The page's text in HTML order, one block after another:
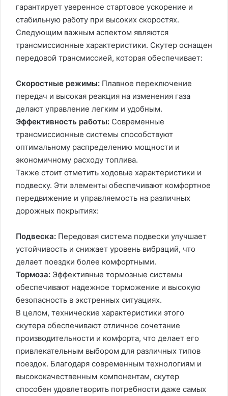
гарантирует уверенное стартовое ускорение и
стабильную работу при высоких скоростях.
Следующим важным аспектом являются
трансмиссионные характеристики. Скутер оснащен
передовой трансмиссией, которая обеспечивает:
Скоростные режимы: Плавное переключение
передач и высокая реакция на изменения газа
делают управление легким и удобным.
Эффективность работы: Современные
трансмиссионные системы способствуют
оптимальному распределению мощности и
экономичному расходу топлива.
Также стоит отметить ходовые характеристики и
подвеску. Эти элементы обеспечивают комфортное
передвижение и управляемость на различных
дорожных покрытиях:
Подвеска: Передовая система подвески улучшает
устойчивость и снижает уровень вибраций, что
делает поездки более комфортными.
Тормоза: Эффективные тормозные системы
обеспечивают надежное торможение и высокую
безопасность в экстренных ситуациях.
В целом, технические характеристики этого
скутера обеспечивают отличное сочетание
производительности и комфорта, что делает его
привлекательным выбором для различных типов
поездок. Благодаря современным технологиям и
высококачественным компонентам, скутер
способен удовлетворить потребности даже самых